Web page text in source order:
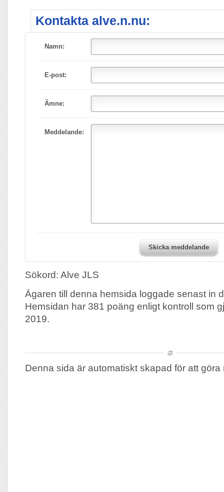
Kontakta alve.n.nu:
Namn:
E-post:
Ämne:
Meddelande:
Skicka meddelande
Sökord: Alve JLS
Ägaren till denna hemsida loggade senast in
Hemsidan har 381 poäng enligt kontroll som
2019.
Denna sida är automatiskt skapad för att